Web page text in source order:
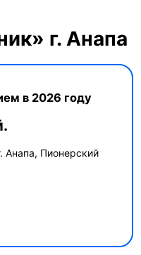
г. Анапа
в 2026 году
Анапа, Пионерский